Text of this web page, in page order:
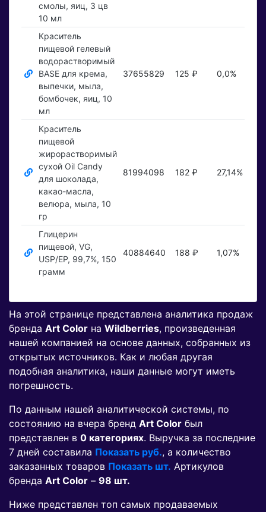
смолы, яиц, 3 цв
10 мл
Краситель
пищевой гелевый
водорастворимый
BASE для крема,
выпечки, мыла,
бомбочек, яиц, 10
мл
37655829 125 ₽ 0,0%
Краситель
пищевой
жирорастворимый
сухой Oil Candy
для шоколада,
какао-масла,
велюра, мыла, 10
гр
81994098 182 ₽ 27,14%
Глицерин
пищевой, VG,
USP/EP, 99,7%, 150
грамм
40884640 188 ₽ 1,07%
На этой странице представлена аналитика продаж
бренда Art Color на Wildberries, произведенная
нашей компанией на основе данных, собранных из
открытых источников. Как и любая другая
подобная аналитика, наши данные могут иметь
погрешность.
По данным нашей аналитической системы, по
состоянию на вчера бренд Art Color был
представлен в 0 категориях. Выручка за последние
7 дней составила Показать руб., а количество
заказанных товаров Показать шт. Артикулов
бренда Art Color – 98 шт.
Ниже представлен топ самых продаваемых